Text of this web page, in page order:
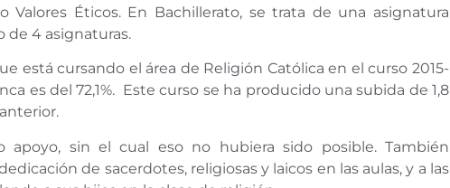
Valores Éticos. En Bachillerato, se trata de una asignatura
4 asignaturas.
está cursando el área de Religión Católica en el curso 2015-
es del 72,1%. Este curso se ha producido una subida de 1,8
apoyo, sin el cual eso no hubiera sido posible. También
de sacerdotes, religiosas y laicos en las aulas, y a las